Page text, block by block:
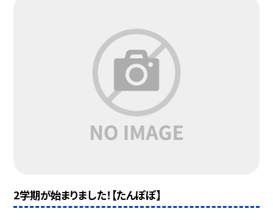
2学期が始まりました！【たんぽぽ】